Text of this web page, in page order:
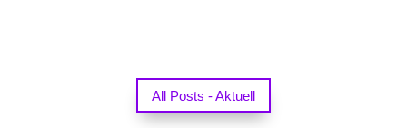
All Posts - Aktuell